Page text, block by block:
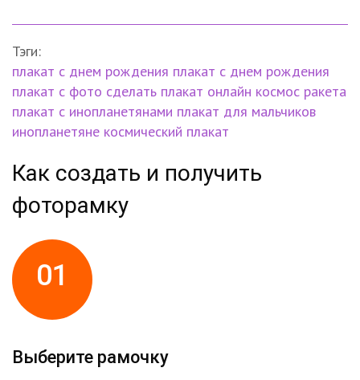
Тэги:
плакат с днем рождения плакат с днем рождения
плакат с фото сделать плакат онлайн космос ракета
плакат с инопланетянами плакат для мальчиков
инопланетяне космический плакат
Как создать и получить
фоторамку
01
Выберите рамочку